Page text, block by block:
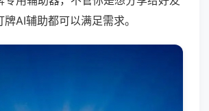
AI辅助都可以满足需求。